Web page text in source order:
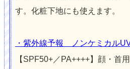
す。化粧下地にも使えます。
・紫外線予報 ノンケミカル
【SPF50+／PA++++】顔・首